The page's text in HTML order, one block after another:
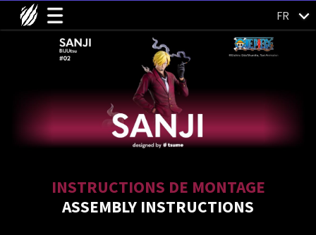
FR
INSTRUCTIONS DE MONTAGE
ASSEMBLY INSTRUCTIONS